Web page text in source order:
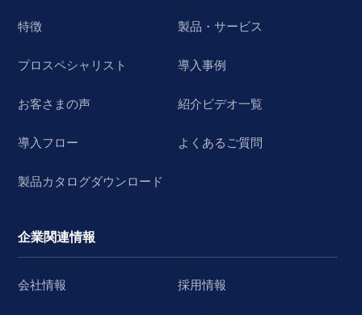
特徴 製品・サービス
プロスペシャリスト 導入事例
お客さまの声 紹介ビデオ一覧
導入フロー よくあるご質問
製品カタログダウンロード
企業関連情報
会社情報 採用情報